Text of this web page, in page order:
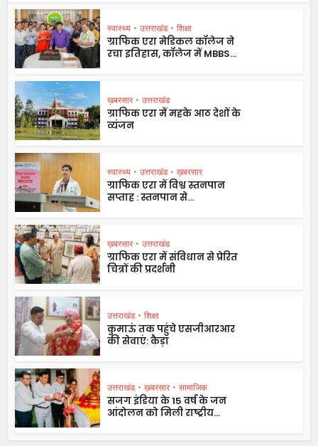
स्वास्थ्य • उत्तराखंड • शिक्षा
ग्राफिक एरा मेडिकल कॉलेज ने
रचा इतिहास, कॉलेज में MBBS...
ख़बरसार • उत्तराखंड
ग्राफिक एरा में महके आठ देशों के
व्यंजन
स्वास्थ्य • उत्तराखंड • ख़बरसार
ग्राफिक एरा में विश्व स्तनपान
सप्ताह : स्तनपान से...
ख़बरसार • उत्तराखंड
ग्राफिक एरा में संविधान से प्रेरित
चित्रों की प्रदर्शनी
उत्तराखंड • शिक्षा
कुमाऊं तक पहुंचे एसजीआरआर
की सेवाएं: कैड़ा
उत्तराखंड • ख़बरसार • सामाजिक
सजग इंडिया के 15 वर्ष के जन
आंदोलन को मिली राष्ट्रीय...